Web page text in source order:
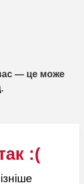
:(
— це може